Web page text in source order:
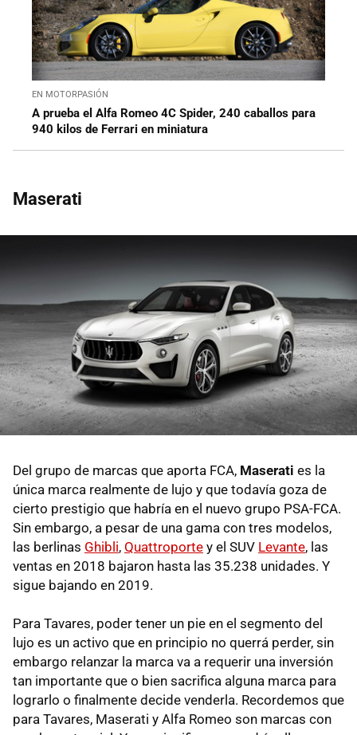
EN MOTORPASIÓN
A prueba el Alfa Romeo 4C Spider, 240 caballos para
940 kilos de Ferrari en miniatura
Maserati
Del grupo de marcas que aporta FCA, Maserati es la
única marca realmente de lujo y que todavía goza de
cierto prestigio que habría en el nuevo grupo PSA-FCA.
Sin embargo, a pesar de una gama con tres modelos,
las berlinas Ghibli, Quattroporte y el SUV Levante, las
ventas en 2018 bajaron hasta las 35.238 unidades. Y
sigue bajando en 2019.
Para Tavares, poder tener un pie en el segmento del
lujo es un activo que en principio no querrá perder, sin
embargo relanzar la marca va a requerir una inversión
tan importante que o bien sacrifica alguna marca para
lograrlo o finalmente decide venderla. Recordemos que
para Tavares, Maserati y Alfa Romeo son marcas con